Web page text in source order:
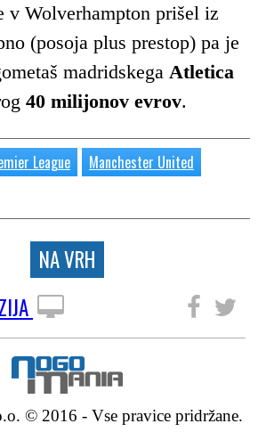
v Wolverhampton prišel iz
(posoja plus prestop) pa je
madridskega Atletica
40 milijonov evrov.
League
Manchester United
NA VRH
© 2016 - Vse pravice pridržane.